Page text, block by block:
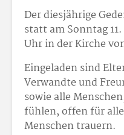
Der diesjährige
statt am Sonntag
Uhr in der Kirche
Eingeladen sind
Verwandte und
sowie alle
fühlen, offen für
Menschen trauern.